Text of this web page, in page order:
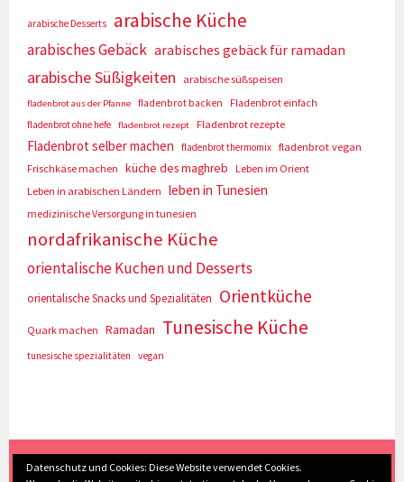
arabische Desserts arabische Küche
arabisches Gebäck arabisches gebäck für ramadan
arabische Süßigkeiten arabische süßspeisen
fladenbrot aus der Pfanne fladenbrot backen
Fladenbrot einfach
fladenbrot ohne hefe
fladenbrot rezept Fladenbrot rezepte
Fladenbrot selber machen fladenbrot thermomix fladenbrot vegan
Frischkäse machen
küche des maghreb
Leben im Orient
Leben in arabischen Ländern
leben in Tunesien
medizinische Versorgung in tunesien
nordafrikanische Küche
orientalische Kuchen und Desserts
orientalische Snacks und Spezialitäten Orientküche
Quark machen Ramadan Tunesische Küche
tunesische spezialitäten vegan
(c) Eva Seyberth|Home|Impressum/Datenschutz
Datenschutz und Cookies: Diese Website verwendet Cookies.